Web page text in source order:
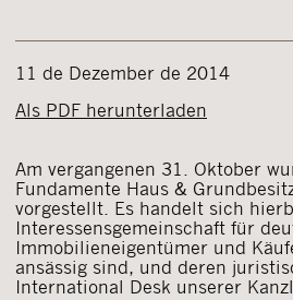
11 de Dezember de 2014
Als PDF herunterladen
Am vergangenen 31. Oktober
Fundamente Haus &
vorgestellt. Es handelt sich
Interessensgemeinschaft für
Immobilieneigentümer und
ansässig sind, und deren
International Desk unserer